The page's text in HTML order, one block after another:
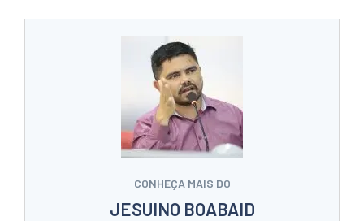
CONHEÇA MAIS DO
JESUINO BOABAID